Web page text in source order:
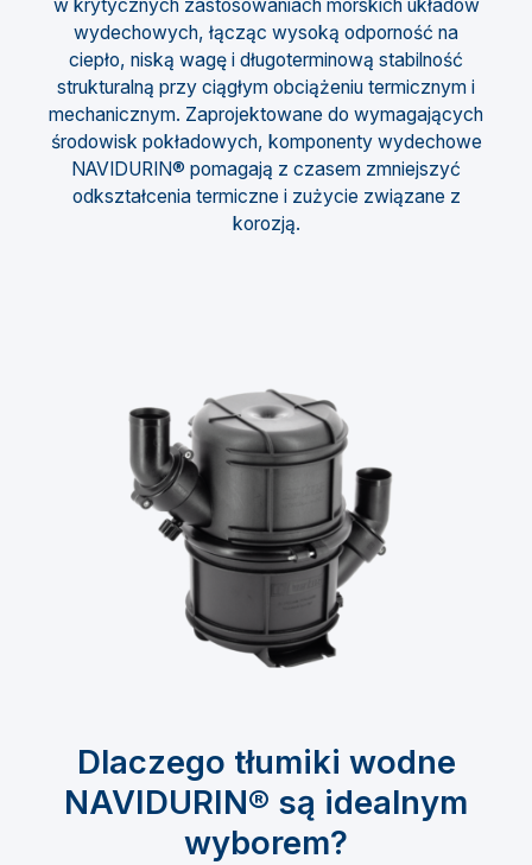
w krytycznych zastosowaniach morskich układów
wydechowych, łącząc wysoką odporność na
ciepło, niską wagę i długoterminową stabilność
strukturalną przy ciągłym obciążeniu termicznym i
mechanicznym. Zaprojektowane do wymagających
środowisk pokładowych, komponenty wydechowe
NAVIDURIN® pomagają z czasem zmniejszyć
odkształcenia termiczne i zużycie związane z
korozją.
Dlaczego tłumiki wodne
NAVIDURIN® są idealnym
wyborem?